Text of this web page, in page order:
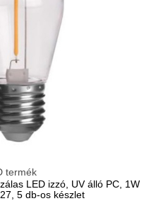
termék
LED izzó, UV álló PC, 1W
5 db-os készlet